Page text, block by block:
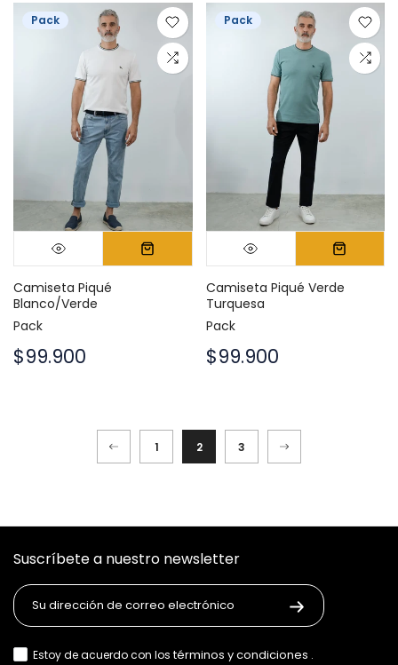
Pack
Camiseta Piqué
Blanco/Verde
Pack
$99.900
Pack
Camiseta Piqué Verde
Turquesa
Pack
$99.900
1 2 3
Suscríbete a nuestro newsletter
Estoy de acuerdo con lostérminos y condiciones .